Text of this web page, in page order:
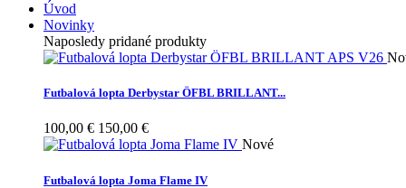
Úvod
Novinky
Naposledy pridané produkty
Futbalová lopta Derbystar ÖFBL BRILLANT...
100,00 € 150,00 €
Nové
Futbalová lopta Joma Flame IV